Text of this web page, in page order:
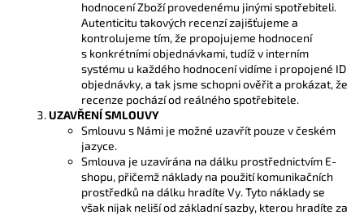
hodnocení Zboží provedenému jinými spotřebiteli.
Autenticitu takových recenzí zajišťujeme a
kontrolujeme tím, že propojujeme hodnocení
s konkrétními objednávkami, tudíž v interním
systému u každého hodnocení vidíme i propojené ID
objednávky, a tak jsme schopni ověřit a prokázat, že
recenze pochází od reálného spotřebitele.
UZAVŘENÍ SMLOUVY
Smlouvu s Námi je možné uzavřít pouze v českém
jazyce.
Smlouva je uzavírána na dálku prostřednictvím E-
shopu, přičemž náklady na použití komunikačních
prostředků na dálku hradíte Vy. Tyto náklady se
však nijak neliší od základní sazby, kterou hradíte za